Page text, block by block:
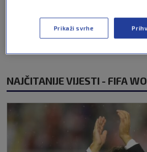
Pošalji
NAJČITANIJE VIJESTI - FIFA
Prikaži svrhe